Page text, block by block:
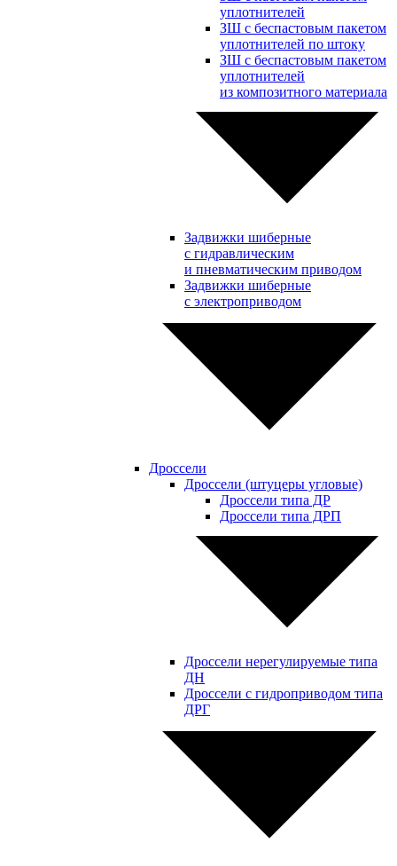
уплотнителей
ЗШ с беспастовым пакетом
уплотнителей по штоку
ЗШ с беспастовым пакетом
уплотнителей
из композитного материала
Задвижки шиберные
с гидравлическим
и пневматическим приводом
Задвижки шиберные
с электроприводом
Дроссели
Дроссели (штуцеры угловые)
Дроссели типа ДР
Дроссели типа ДРП
Дроссели нерегулируемые типа
ДН
Дроссели с гидроприводом типа
ДРГ